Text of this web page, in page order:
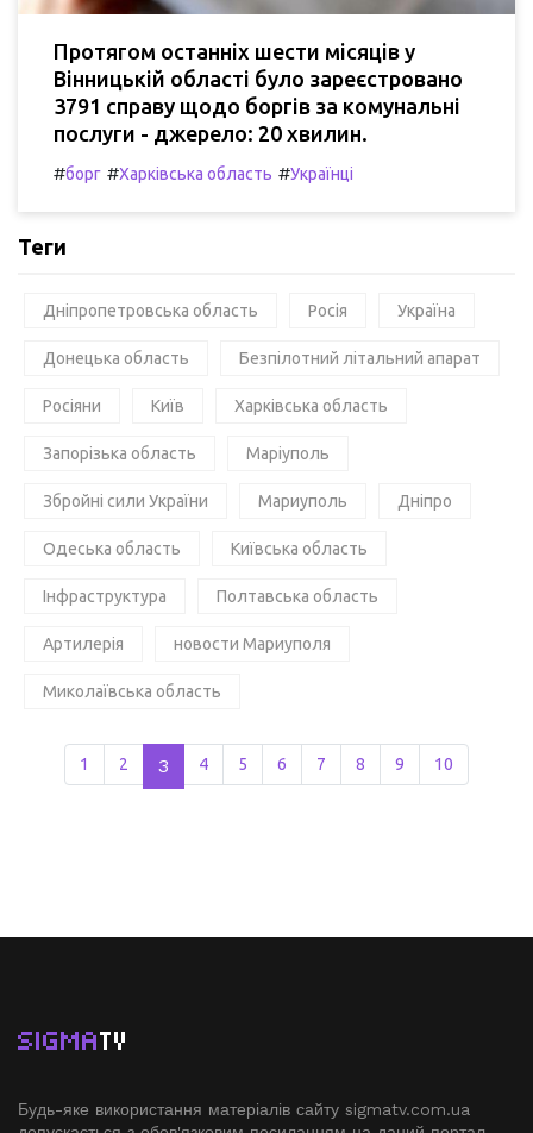
Протягом останніх шести місяців у
Вінницькій області було зареєстровано
3791 справу щодо боргів за комунальні
послуги - джерело: 20 хвилин.
#борг #Харківська область #Українці
Теги
Дніпропетровська область Росія Україна
Донецька область Безпілотний літальний апарат
Росіяни Київ Харківська область
Запорізька область Маріуполь
Збройні сили України Мариуполь Дніпро
Одеська область Київська область
Інфраструктура Полтавська область
Артилерія новости Мариуполя
Миколаївська область
1 2 3 4 5 6 7 8 9 10
SIGMATV
Будь-яке використання матеріалів сайту sigmatv.com.ua